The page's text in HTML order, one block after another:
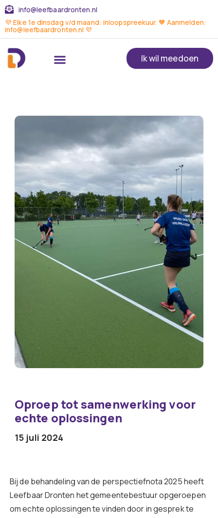
info@leefbaardronten.nl
💜 Elke 1e dinsdag v/d maand: inloopspreekuur. 🧡 Aanmelden:
info@leefbaardronten.nl 💜
Ik wil meedoen
Oproep tot samenwerking voor
echte oplossingen
15 juli 2024
Bij de behandeling van de perspectiefnota 2025 heeft
Leefbaar Dronten het gemeentebestuur opgeroepen
om echte oplossingen te vinden door in gesprek te